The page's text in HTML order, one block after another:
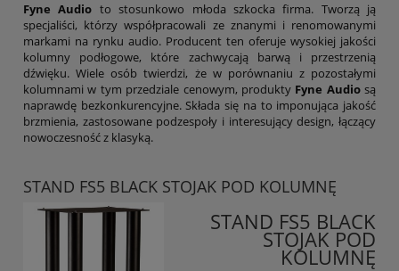
Fyne Audio to stosunkowo młoda szkocka firma. Tworzą ją
specjaliści, którzy współpracowali ze znanymi i renomowanymi
markami na rynku audio. Producent ten oferuje wysokiej jakości
kolumny podłogowe, które zachwycają barwą i przestrzenią
dźwięku. Wiele osób twierdzi, że w porównaniu z pozostałymi
kolumnami w tym przedziale cenowym, produkty Fyne Audiosą
naprawdę bezkonkurencyjne. Składa się na to imponująca jakość
brzmienia, zastosowane podzespoły i interesujący design, łączący
nowoczesność z klasyką.
STAND FS5 BLACK STOJAK POD KOLUMNĘ
STAND FS5 BLACK
STOJAK POD
KOLUMNĘ